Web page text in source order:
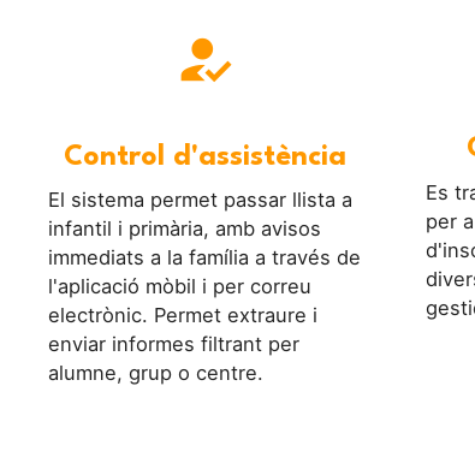
how_to_reg
Control d'assistència
El sistema permet passar llista a
infantil i primària, amb avisos
immediats a la família a través de
l'aplicació mòbil i per correu
electrònic. Permet extraure i
enviar informes filtrant per
alumne, grup o centre.
Es
per